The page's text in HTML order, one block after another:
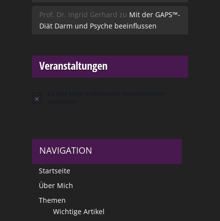
Prof. Dr. Ingrid Gerhard zu Mit der GAPS™-
Diät Darm und Psyche beeinflussen
Veranstaltungen
Hinweis
NAVIGATION
Startseite
Über Mich
Themen
Wichtige Artikel